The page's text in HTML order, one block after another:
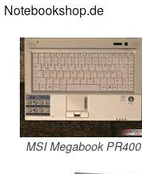
Notebookshop.de
MSI Megabook PR400